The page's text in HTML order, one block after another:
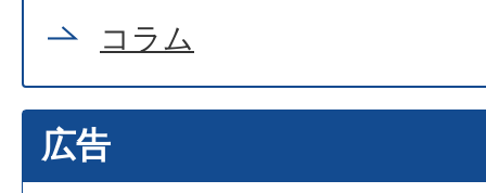
コラム
広告